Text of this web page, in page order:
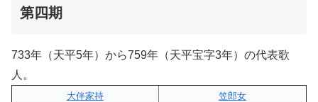
第四期
733年（天平5年）から759年（天平宝字3年）の代表歌
人。
大伴家持
笠郎女